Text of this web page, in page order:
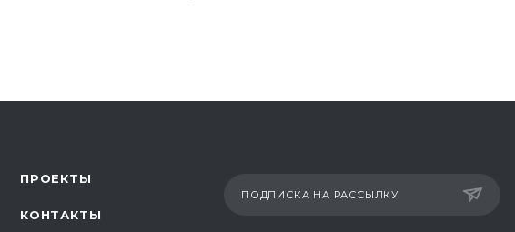
ПРОЕКТЫ
КОНТАКТЫ
ПОДПИСКА НА РАССЫЛКУ